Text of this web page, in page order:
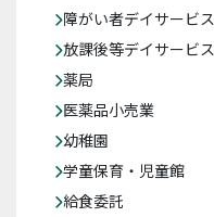
障がい者デイサービス
放課後等デイサービス
薬局
医薬品小売業
幼稚園
学童保育・児童館
給食委託